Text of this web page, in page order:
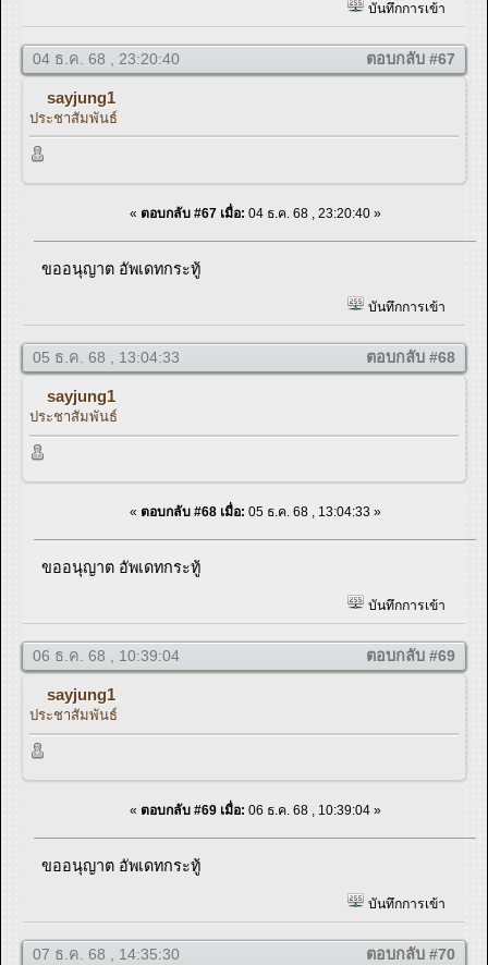
บันทึกการเข้า
04 ธ.ค. 68 , 23:20:40 ตอบกลับ #67
sayjung1
ประชาสัมพันธ์
« ตอบกลับ #67 เมื่อ: 04 ธ.ค. 68 , 23:20:40 »
ขออนุญาต อัพเดทกระทู้
บันทึกการเข้า
05 ธ.ค. 68 , 13:04:33 ตอบกลับ #68
sayjung1
ประชาสัมพันธ์
« ตอบกลับ #68 เมื่อ: 05 ธ.ค. 68 , 13:04:33 »
ขออนุญาต อัพเดทกระทู้
บันทึกการเข้า
06 ธ.ค. 68 , 10:39:04 ตอบกลับ #69
sayjung1
ประชาสัมพันธ์
« ตอบกลับ #69 เมื่อ: 06 ธ.ค. 68 , 10:39:04 »
ขออนุญาต อัพเดทกระทู้
บันทึกการเข้า
07 ธ.ค. 68 , 14:35:30 ตอบกลับ #70